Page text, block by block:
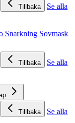
Tillbaka
Se alla
Snarkning Sovmask
Tillbaka
Se alla
Tillbaka
Se alla